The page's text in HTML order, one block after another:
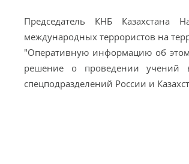
Председатель КНБ Казахстана
международных террористов на
"Оперативную информацию об
решение о проведении учений
спецподразделений России и